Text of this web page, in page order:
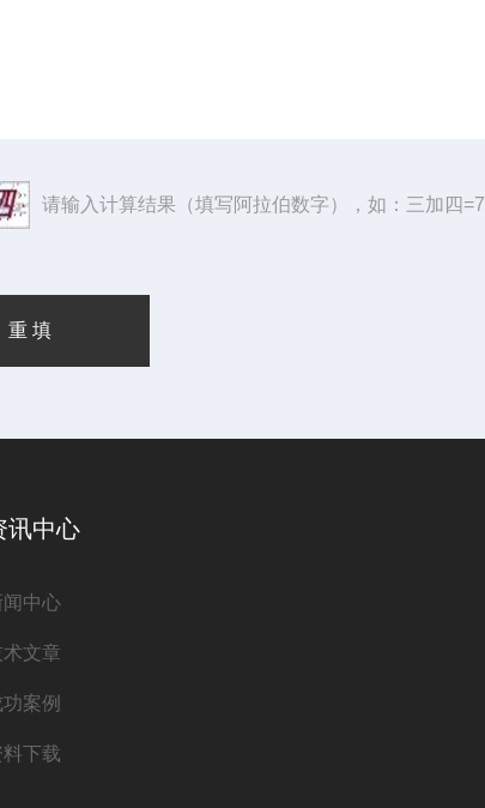
请输入计算结果（填写阿拉伯数字），如：三加四=7
讯中心
闻中心
文章
功案例
料下载